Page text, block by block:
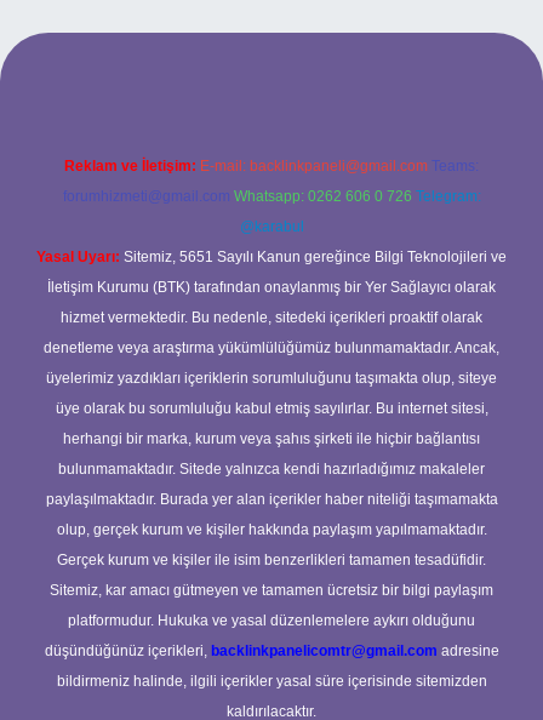
adresi
Reklam ve İletişim: E-mail: backlinkpaneli@gmail.com Teams:
forumhizmeti@gmail.com Whatsapp: 0262 606 0 726 Telegram:
@karabul
Yasal Uyarı: Sitemiz, 5651 Sayılı Kanun gereğince Bilgi Teknolojileri ve
İletişim Kurumu (BTK) tarafından onaylanmış bir Yer Sağlayıcı olarak
hizmet vermektedir. Bu nedenle, sitedeki içerikleri proaktif olarak
denetleme veya araştırma yükümlülüğümüz bulunmamaktadır. Ancak,
üyelerimiz yazdıkları içeriklerin sorumluluğunu taşımakta olup, siteye
üye olarak bu sorumluluğu kabul etmiş sayılırlar. Bu internet sitesi,
herhangi bir marka, kurum veya şahıs şirketi ile hiçbir bağlantısı
bulunmamaktadır. Sitede yalnızca kendi hazırladığımız makaleler
paylaşılmaktadır. Burada yer alan içerikler haber niteliği taşımamakta
olup, gerçek kurum ve kişiler hakkında paylaşım yapılmamaktadır.
Gerçek kurum ve kişiler ile isim benzerlikleri tamamen tesadüfidir.
Sitemiz, kar amacı gütmeyen ve tamamen ücretsiz bir bilgi paylaşım
platformudur. Hukuka ve yasal düzenlemelere aykırı olduğunu
düşündüğünüz içerikleri, backlinkpanelicomtr@gmail.com adresine
bildirmeniz halinde, ilgili içerikler yasal süre içerisinde sitemizden
kaldırılacaktır.